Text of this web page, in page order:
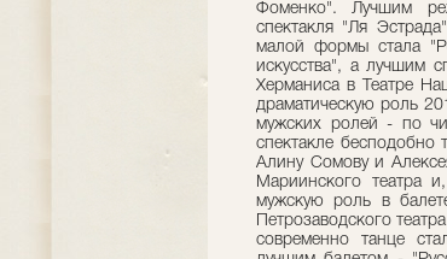
Фоменко". Лучшим
спектакля "Ля
малой формы стала
искусства", а лучшим
Херманиса в Театре
драматическую роль
мужских ролей - по
спектакле бесподобно
Алину Сомову и
Мариинского театра
мужскую роль в
Петрозаводского
современно танце